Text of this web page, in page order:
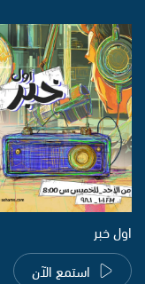
اول خبر
استمع الآن